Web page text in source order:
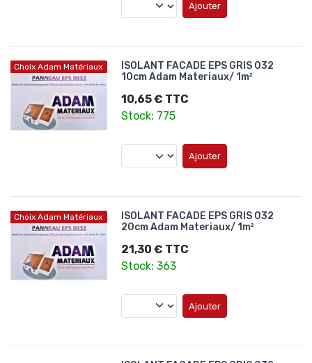
Ajouter
Choix Adam Matériaux
ISOLANT FACADE EPS GRIS 032
10cm Adam Materiaux/ 1m²
10,65 € TTC
Stock: 775
Ajouter
Choix Adam Matériaux
ISOLANT FACADE EPS GRIS 032
20cm Adam Materiaux/ 1m²
21,30 € TTC
Stock: 363
Ajouter